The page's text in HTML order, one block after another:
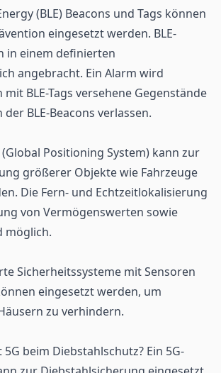
(BLE) Beacons und Tags können
eingesetzt werden. BLE-
in einem definierten
angebracht. Ein Alarm wird
BLE-Tags versehene Gegenstände
der BLE-Beacons verlassen.
(Global Positioning System) kann zur
größerer Objekte wie Fahrzeuge
Die Fern- und Echtzeitlokalisierung
von Vermögenswerten sowie
möglich.
Sicherheitssysteme mit Sensoren
eingesetzt werden, um
zu verhindern.
5G beim Diebstahlschutz? Ein 5G-